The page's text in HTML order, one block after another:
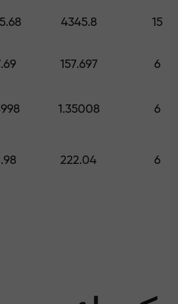
جمع کروائیں $333 — اور حاصل کریں تک کا تحفہ $1,500
پاک
کی
4345.8 15
157.697 6
1.35008 6
222.04 6